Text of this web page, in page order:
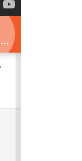
USAHA JUALAN ANEKA BUBUR, OZET PER HARI TEMBUS RP.3 JUTA